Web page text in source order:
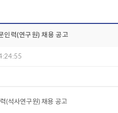
인력(연구원) 채용 공고
(석사연구원)채용 공고